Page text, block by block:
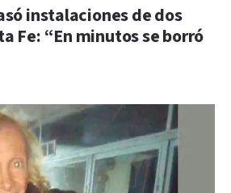
instalaciones de dos
Fe: “En minutos se borró